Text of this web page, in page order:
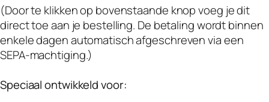
(Door te klikken op bovenstaande knop voeg je dit
direct toe aan je bestelling. De betaling wordt binnen
enkele dagen automatisch afgeschreven via een
SEPA-machtiging.)
Speciaal ontwikkeld voor: